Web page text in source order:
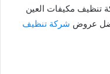
تنظيف مكيفات العين
عروض شركة تنظيف